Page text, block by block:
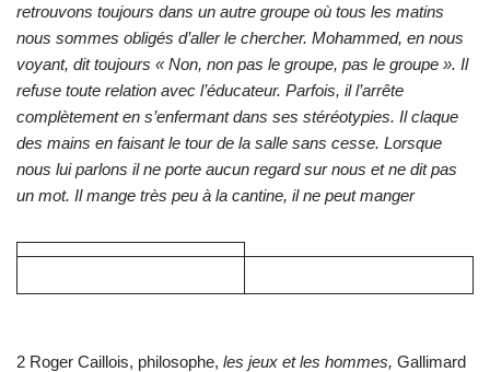
retrouvons toujours dans un autre groupe où tous les matins
nous sommes obligés d’aller le chercher. Mohammed, en nous
voyant, dit toujours « Non, non pas le groupe, pas le groupe ». Il
refuse toute relation avec l’éducateur. Parfois, il l’arrête
complètement en s’enfermant dans ses stéréotypies. Il claque
des mains en faisant le tour de la salle sans cesse. Lorsque
nous lui parlons il ne porte aucun regard sur nous et ne dit pas
un mot. Il mange très peu à la cantine, il ne peut manger
2 Roger Caillois, philosophe, les jeux et les hommes, Gallimard